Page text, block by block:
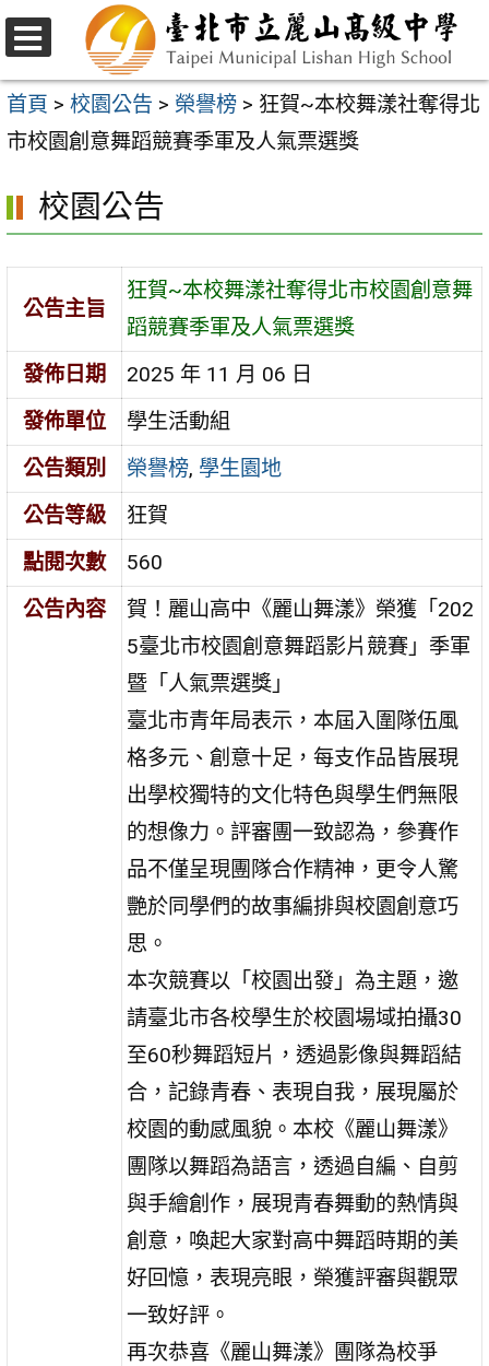
跳
至
主
要
容
區
選
單
首頁 > 校園公告 > 榮譽榜 > 狂賀~本校舞漾社奪得北
市校園創意舞蹈競賽季軍及人氣票選獎
校園公告
公告主旨
狂賀~本校舞漾社奪得北市校園創意舞
蹈競賽季軍及人氣票選獎
發佈日期
2025 年 11 月 06 日
發佈單位
學生活動組
公告類別
榮譽榜, 學生園地
公告等級
狂賀
點閱次數
560
公告內容
賀！麗山高中《麗山舞漾》榮獲「202
5臺北市校園創意舞蹈影片競賽」季軍
暨「人氣票選獎」
臺北市青年局表示，本屆入圍隊伍風
格多元、創意十足，每支作品皆展現
出學校獨特的文化特色與學生們無限
的想像力。評審團一致認為，參賽作
品不僅呈現團隊合作精神，更令人驚
艷於同學們的故事編排與校園創意巧
思。
本次競賽以「校園出發」為主題，邀
請臺北市各校學生於校園場域拍攝30
至60秒舞蹈短片，透過影像與舞蹈結
合，記錄青春、表現自我，展現屬於
校園的動感風貌。 本校《麗山舞漾》
團隊以舞蹈為語言，透過自編、自剪
與手繪創作，展現青春舞動的熱情與
創意，喚起大家對高中舞蹈時期的美
好回憶，表現亮眼，榮獲評審與觀眾
一致好評。
再次恭喜《麗山舞漾》團隊為校爭